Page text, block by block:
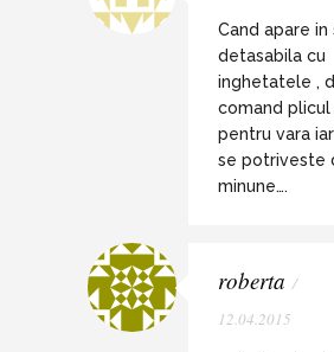
Cand apare
detasabila cu
inghetatele ,
comand plicul
pentru vara
se potriveste
minune….
roberta /
12.04.2015